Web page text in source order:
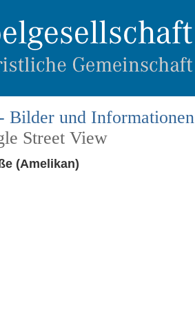
Bilder und Informationen
Street View
(Amelikan)